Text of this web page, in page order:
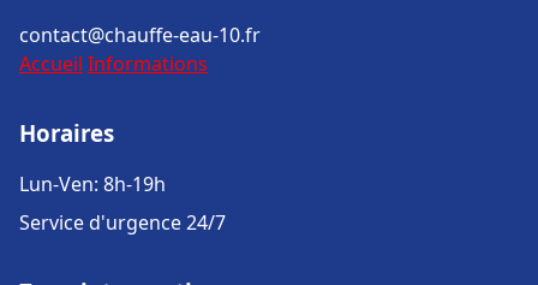
contact@chauffe-eau-10.fr
Accueil Informations
Horaires
Lun-Ven: 8h-19h
Service d'urgence 24/7